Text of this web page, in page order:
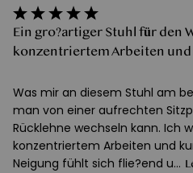
Ein gro?artiger Stuhl für den
konzentriertem Arbeiten und
Was mir an diesem Stuhl am
man von einer aufrechten
Rücklehne wechseln kann. Ich
konzentriertem Arbeiten und
Neigung fühlt sich flie?end u...